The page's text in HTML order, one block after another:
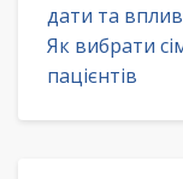
дати та
Як вибрати
пацієнтів